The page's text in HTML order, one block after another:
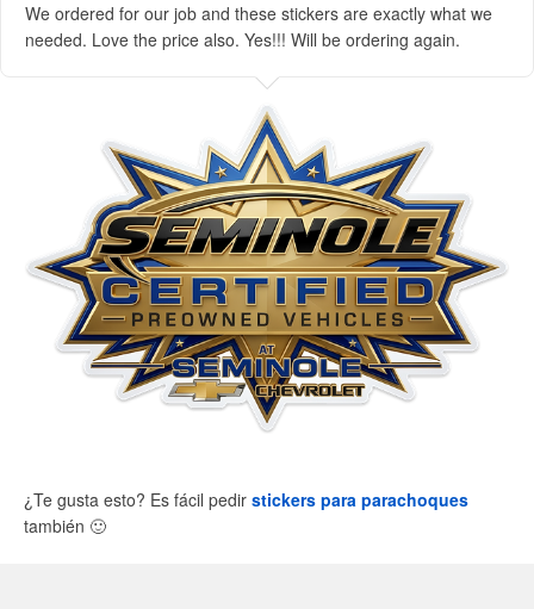
We ordered for our job and these stickers are exactly what we
needed. Love the price also. Yes!!! Will be ordering again.
¿Te gusta esto? Es fácil pedir stickers para parachoques
también 🙂